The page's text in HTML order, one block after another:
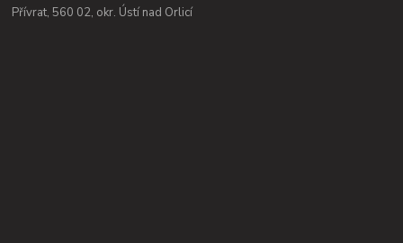
Přívrat, 560 02, okr. Ústí nad Orlicí